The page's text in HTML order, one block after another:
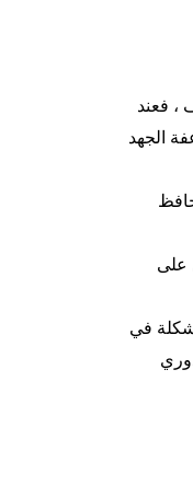
، فعند
الجهد
على
في